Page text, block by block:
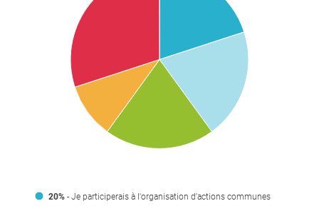
20% - Je participerais à l'organisation d'actions communes